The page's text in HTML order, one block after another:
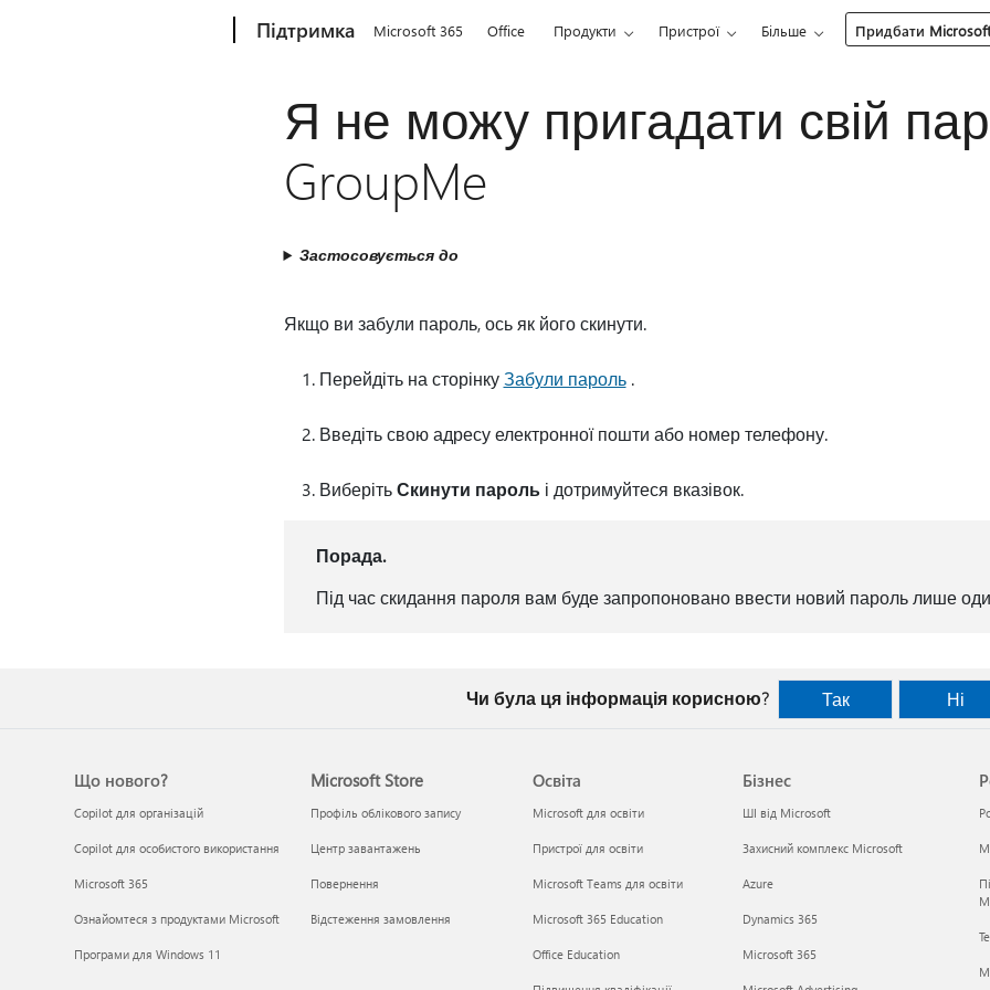
Підтримка Microsoft 365 Office Продукти Пристрої Більше Придбати
Я не можу пригадати свій
GroupMe
Застосовується до
Якщо ви забули пароль, ось як його скинути.
Перейдіть на сторінкуЗабули пароль.
Введіть свою адресу електронної пошти або номер телефону.
ВиберітьСкинути пароль і дотримуйтеся вказівок.
Порада.
Під час скидання пароля вам буде запропоновано ввести новий пароль лише
Чи була ця інформація корисною? Так Ні
Що нового?
Copilot для організацій
Copilot для особистого використання
Microsoft 365
Ознайомтеся з продуктами Microsoft
Програми для Windows 11
Microsoft Store
Профіль облікового запису
Центр завантажень
Повернення
Відстеження замовлення
Освіта
Microsoft для освіти
Пристрої для освіти
Microsoft Teams для освіти
Microsoft 365 Education
Office Education
Бізнес
ШІ від Microsoft
Захисний комплекс Microsoft
Azure
Dynamics 365
Microsoft 365